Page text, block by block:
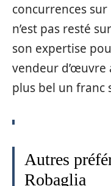
concurrences sur
n’est pas resté
son expertise
vendeur
plus bel un franc
Autres
Robaglia